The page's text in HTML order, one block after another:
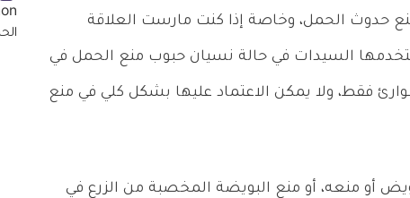
حدوث الحمل، وخاصة إذا كنت مارست العلاقة
السيدات في حالة نسيان حبوب منع الحمل في
فقط، ولا يمكن الاعتماد عليها بشكل كلي في منع
أو منعه، أو منع البويضة المخصبة من الزرع في